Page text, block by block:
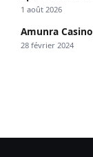
1 août 2026
Amunra
28 février 2024